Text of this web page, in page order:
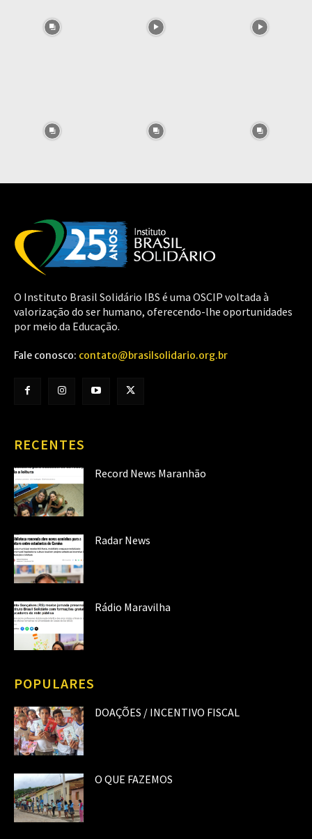
O Instituto Brasil Solidário IBS é uma OSCIP voltada à
valorização do ser humano, oferecendo-lhe oportunidades
por meio da Educação.
Fale conosco: contato@brasilsolidario.org.br
RECENTES
Record News Maranhão
Radar News
Rádio Maravilha
POPULARES
DOAÇÕES / INCENTIVO FISCAL
O QUE FAZEMOS